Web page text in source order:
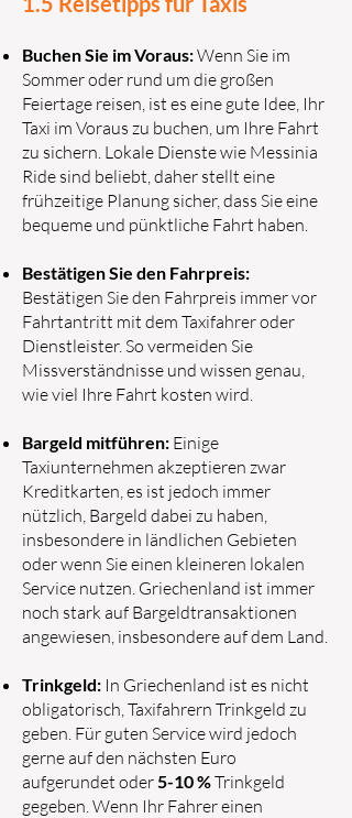
Buchen Sie im Voraus:Wenn Sie im
Sommer oder rund um die großen
Feiertage reisen, ist es eine gute Idee, Ihr
Taxi im Voraus zu buchen, um Ihre Fahrt
zu sichern. Lokale Dienste wie Messinia
Ride sind beliebt, daher stellt eine
frühzeitige Planung sicher, dass Sie eine
bequeme und pünktliche Fahrt haben.
Bestätigen Sie den Fahrpreis:
Bestätigen Sie den Fahrpreis immer vor
Fahrtantritt mit dem Taxifahrer oder
Dienstleister. So vermeiden Sie
Missverständnisse und wissen genau,
wie viel Ihre Fahrt kosten wird.
Bargeld mitführen: Einige
Taxiunternehmen akzeptieren zwar
Kreditkarten, es ist jedoch immer
nützlich, Bargeld dabei zu haben,
insbesondere in ländlichen Gebieten
oder wenn Sie einen kleineren lokalen
Service nutzen. Griechenland ist immer
noch stark auf Bargeldtransaktionen
angewiesen, insbesondere auf dem Land.
Trinkgeld: In Griechenland ist es nicht
obligatorisch, Taxifahrern Trinkgeld zu
geben. Für guten Service wird jedoch
gerne auf den nächsten Euro
aufgerundet oder5-10 %Trinkgeld
gegeben. Wenn Ihr Fahrer einen